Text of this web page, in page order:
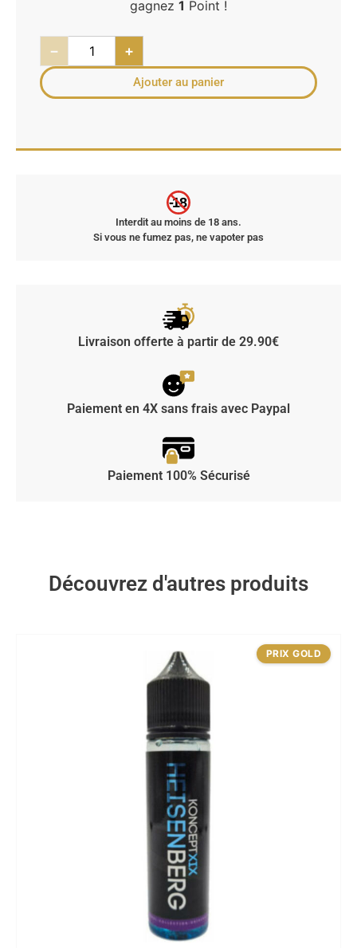
gagnez 1 Point !
− +
Ajouter au panier
-18
Interdit au moins de 18 ans.
Si vous ne fumez pas, ne vapoter pas
Livraison offerte à partir de 29.90€
Paiement en 4X sans frais avec Paypal
Paiement 100% Sécurisé
Découvrez d'autres produits
PRIX GOLD